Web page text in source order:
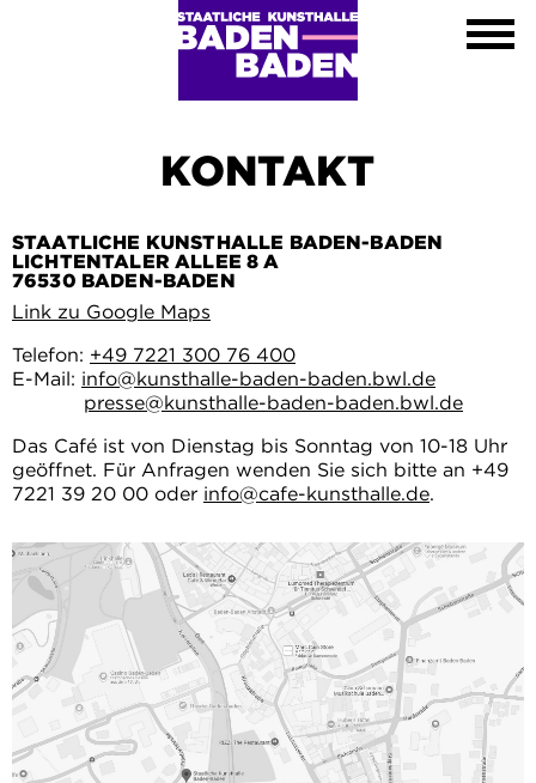
Ausstellungen
Kunsthalle
DE
EN
FR
Leichte Sprache
KONTAKT
STAATLICHE KUNSTHALLE BADEN-BADEN
LICHTENTALER ALLEE 8 A
76530 BADEN-BADEN
Link zu Google Maps
Telefon: +49 7221 300 76 400
E-Mail: info@kunsthalle-baden-baden.bwl.de
presse@kunsthalle-baden-baden.bwl.de
Das Café ist von Dienstag bis Sonntag von 10-18 Uhr
geöffnet. Für Anfragen wenden Sie sich bitte an +49
7221 39 20 00 oder info@cafe-kunsthalle.de.